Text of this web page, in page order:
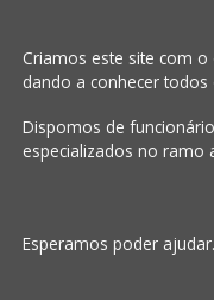
Criamos este site com
dando a conhecer
Dispomos de
especializados no ramo
Esperamos poder